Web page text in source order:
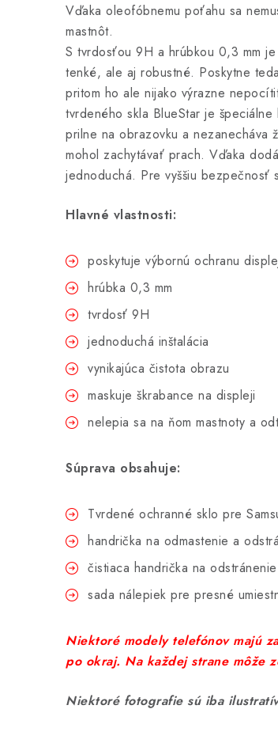
Vďaka oleofóbnemu poťahu sa
mastnôt.
S tvrdosťou 9H a hrúbkou 0,3 mm je
tenké, ale aj robustné. Poskytne
pritom ho ale nijako výrazne
tvrdeného skla BlueStar je
prilne na obrazovku a nezanecháva
mohol zachytávať prach. Vďaka
jednoduchá. Pre vyššiu bezpečnosť
Hlavné vlastnosti:
poskytuje výbornú ochranu
hrúbka 0,3 mm
tvrdosť 9H
jednoduchá inštalácia
vynikajúca čistota obrazu
maskuje škrabance na displeji
nelepia sa na ňom mastnoty a
Súprava obsahuje:
Tvrdené ochranné sklo pre
handrička na odmastenie a
čistiaca handrička na
sada nálepiek pre presné
Niektoré modely telefónov majú
po okraj. Na každej strane môže
Niektoré fotografie sú iba